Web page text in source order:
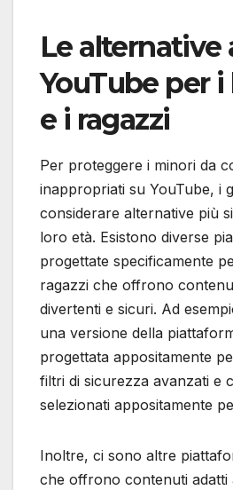
Le alternative
YouTube per
e i ragazzi
Per proteggere i minori da
inappropriati su YouTube, i
considerare alternative più
loro età. Esistono diverse
progettate specificamente
ragazzi che offrono
divertenti e sicuri. Ad
una versione della
progettata appositamente
filtri di sicurezza avanzati e
selezionati appositamente
Inoltre, ci sono altre
che offrono contenuti adatti